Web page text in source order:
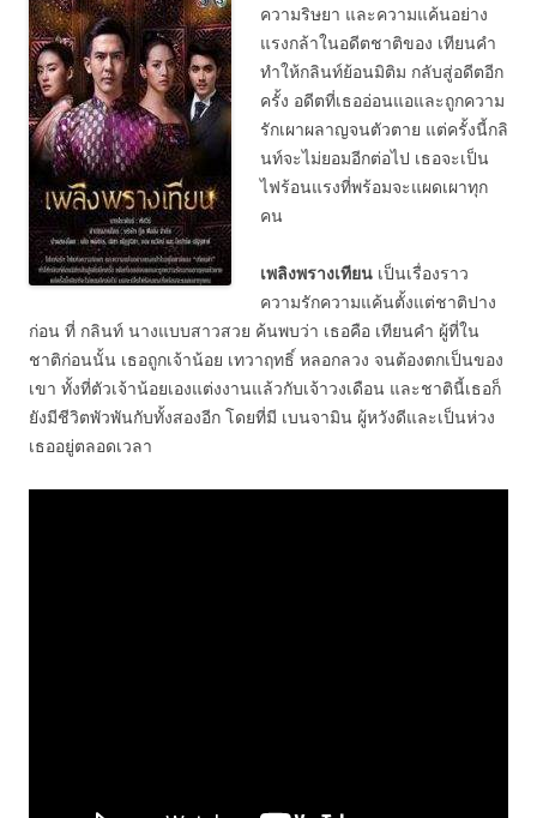
ความริษยา และความแค้นอย่าง
แรงกล้าในอดีตชาติของ เทียนคำ
ทำให้กลินท์ย้อนมิติม กลับสู่อดีตอีก
ครั้ง อดีตที่เธออ่อนแอและถูกความ
รักเผาผลาญจนตัวตาย แต่ครั้งนี้กลิ
นท์จะไม่ยอมอีกต่อไป เธอจะเป็น
ไฟร้อนแรงที่พร้อมจะแผดเผาทุก
คน
เพลิงพรางเทียน เป็นเรื่องราว
ความรักความแค้นตั้งแต่ชาติปาง
ก่อน ที่ กลินท์ นางแบบสาวสวย ค้นพบว่า เธอคือ เทียนคำ ผู้ที่ใน
ชาติก่อนนั้น เธอถูกเจ้าน้อย เทวาฤทธิ์ หลอกลวง จนต้องตกเป็นของ
เขา ทั้งที่ตัวเจ้าน้อยเองแต่งงานแล้วกับเจ้าวงเดือน และชาตินี้เธอก็
ยังมีชีวิตพัวพันกับทั้งสองอีก โดยที่มี เบนจามิน ผู้หวังดีและเป็นห่วง
เธออยู่ตลอดเวลา